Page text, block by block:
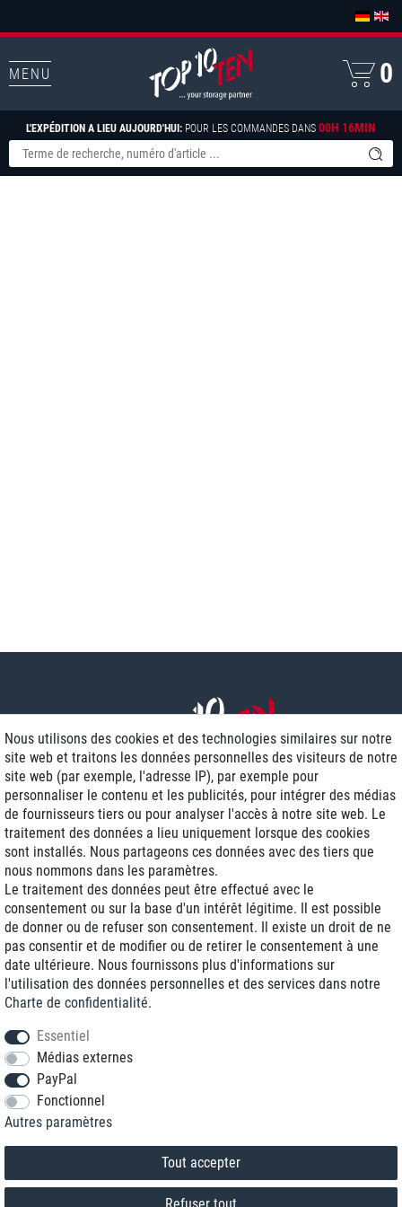
MENU
L'EXPÉDITION A LIEU AUJOURD'HUI: POUR LES COMMANDES DANS 00H 16MIN
0
Livraison J+1
Frais d'expédition réduits
Reconditionnée avec garantie
+33 1 70 99 07 94 *
* Vous pouvez nous joindre aux tarifs locaux du lundi au vendredi de 9h à 18h.
Nous utilisons des cookies et des technologies similaires sur notre
site web et traitons les données personnelles des visiteurs de notre
site web (par exemple, l'adresse IP), par exemple pour
personnaliser le contenu et les publicités, pour intégrer des médias
de fournisseurs tiers ou pour analyser l'accès à notre site web. Le
traitement des données a lieu uniquement lorsque des cookies
sont installés. Nous partageons ces données avec des tiers que
nous nommons dans les paramètres.
Le traitement des données peut être effectué avec le
consentement ou sur la base d'un intérêt légitime. Il est possible
de donner ou de refuser son consentement. Il existe un droit de ne
pas consentir et de modifier ou de retirer le consentement à une
date ultérieure. Nous fournissons plus d'informations sur
l'utilisation des données personnelles et des services dans notre
Charte de confidentialité.
Essentiel
Médias externes
PayPal
Fonctionnel
Autres paramètres
Tout accepter